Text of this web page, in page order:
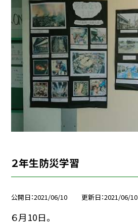
２年生防災学習
公開日 2021/06/10 更新日 2021/06/10
６月10日。